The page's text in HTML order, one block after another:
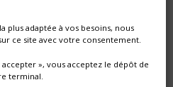
- DU 10 AU 12 MARS 2026
à Rennes sur l'évènement
plus adaptée à vos besoins, nous
ce site avec votre consentement.
», vous acceptez le dépôt de
terminal.